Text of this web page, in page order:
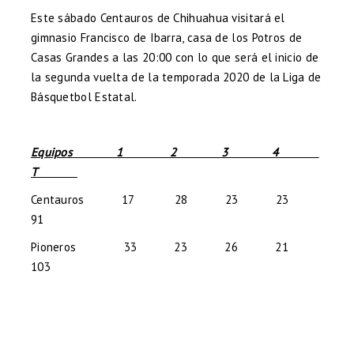
Este sábado Centauros de Chihuahua visitará el
gimnasio Francisco de Ibarra, casa de los Potros de
Casas Grandes a las 20:00 con lo que será el inicio de
la segunda vuelta de la temporada 2020 de la Liga de
Básquetbol Estatal.
Equipos 1 2 3 4
T
Centauros 17 28 23 23
91
Pioneros 33 23 26 21
103